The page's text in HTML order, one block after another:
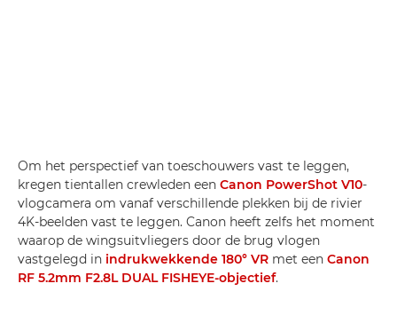
Om het perspectief van toeschouwers vast te leggen,
kregen tientallen crewleden een Canon PowerShot V10-
vlogcamera om vanaf verschillende plekken bij de rivier
4K-beelden vast te leggen. Canon heeft zelfs het moment
waarop de wingsuitvliegers door de brug vlogen
vastgelegd in indrukwekkende 180° VR met een Canon
RF 5.2mm F2.8L DUAL FISHEYE-objectief.